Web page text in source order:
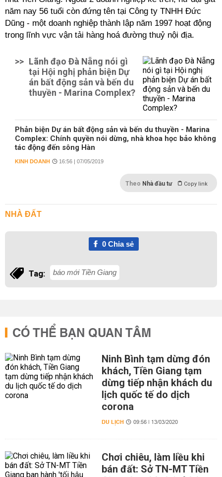
năm nay 56 tuổi còn đứng tên tại Công ty TNHH Đức
Dũng - một doanh nghiệp thành lập năm 1997 hoạt động
trong lĩnh vực vận tải hàng hoá đường thuỷ nội địa.
>> Lãnh đạo Đà Nẵng nói gì
tại Hội nghị phản biện Dự
án bất động sản và bến du
thuyền - Marina Complex?
Phản biện Dự án bất động sản và bến du thuyền - Marina
Complex: Chính quyền nói dừng, nhà khoa học bảo không
tác động đến sông Hàn
KINH DOANH 16:56 | 07/05/2019
Theo Nhà đầu tư Copy link
NHÀ ĐẤT
0Chia sẻ
Tag: báo mới Tiền Giang
CÓ THỂ BẠN QUAN TÂM
Ninh Bình tạm dừng đón
khách, Tiền Giang tạm
dừng tiếp nhận khách du
lịch quốc tế do dịch
corona
DU LỊCH 09:56 | 13/03/2020
Chơi chiêu, làm liều khi
bán đất: Sở TN-MT Tiền